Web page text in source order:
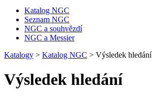
Katalog NGC
Seznam NGC
NGC a souhvězdí
NGC a Messier
Katalogy > Katalog NGC > Výsledek hledání
Výsledek hledání